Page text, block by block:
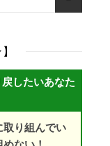
したいあなた
取り組んでい